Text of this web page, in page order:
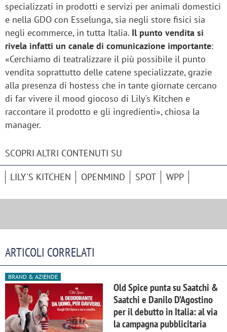
specializzati in prodotti e servizi per animali domestici
e nella GDO con Esselunga, sia negli store fisici sia
negli ecommerce, in tutta Italia. Il punto vendita si
rivela infatti un canale di comunicazione importante:
«Cerchiamo di teatralizzare il più possibile il punto
vendita soprattutto delle catene specializzate, grazie
alla presenza di hostess che in tante giornate cercano
di far vivere il mood giocoso di Lily's Kitchen e
raccontare il prodotto e gli ingredienti», chiosa la
manager.
SCOPRI ALTRI CONTENUTI SU
LILY'S KITCHEN OPENMIND SPOT WPP
ARTICOLI CORRELATI
BRAND & AZIENDE
Old Spice punta su Saatchi &
Saatchi e Danilo D’Agostino
per il debutto in Italia: al via
la campagna pubblicitaria